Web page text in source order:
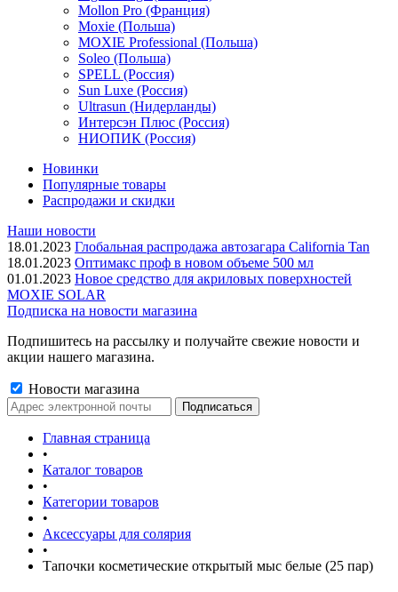
Mollon Pro (Франция)
Moxie (Польша)
MOXIE Professional (Польша)
Soleo (Польша)
SPELL (Россия)
Sun Luxe (Россия)
Ultrasun (Нидерланды)
Интерсэн Плюс (Россия)
НИОПИК (Россия)
Новинки
Популярные товары
Распродажи и скидки
Наши новости
18.01.2023 Глобальная распродажа автозагара California Tan
18.01.2023 Оптимакс проф в новом объеме 500 мл
01.01.2023 Новое средство для акриловых поверхностей
MOXIE SOLAR
Подписка на новости магазина
Подпишитесь на рассылку и получайте свежие новости и
акции нашего магазина.
Новости магазина
Главная страница
•
Каталог товаров
•
Категории товаров
•
Аксессуары для солярия
•
Тапочки косметические открытый мыс белые (25 пар)